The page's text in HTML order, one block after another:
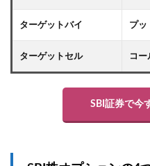
ターゲットバイ プッ
ターゲットセル コー
SBI証券で今